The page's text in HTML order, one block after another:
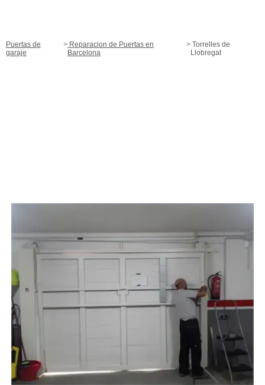
Puertas de
garaje
Reparacion de Puertas en
Barcelona
Torrelles de
Llobregat